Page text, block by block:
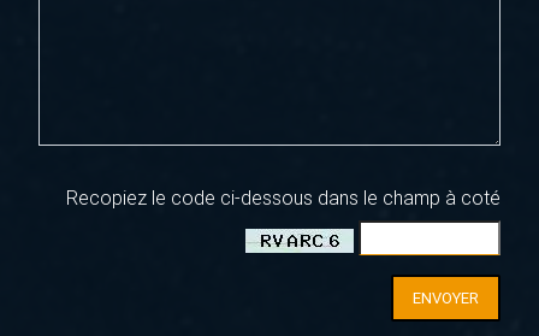
Recopiez le code ci-dessous dans le champ à coté
ENVOYER